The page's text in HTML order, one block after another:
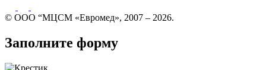
© ООО “МЦСМ «Евромед», 2007 – 2026.
Заполните форму